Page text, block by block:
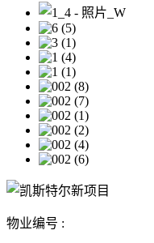
物业编号 :